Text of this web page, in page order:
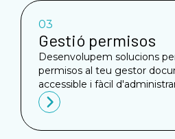
03
Gestió permisos
Desenvolupem solucions
permisos al teu gestor
accessible i fàcil